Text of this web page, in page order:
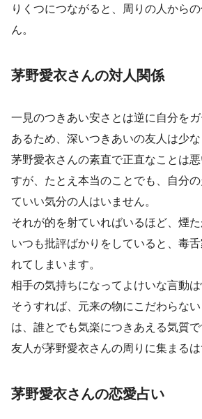
りくつにつながると、周りの人から
ん。
茅野愛衣さんの対人関係
一見のつきあい安さとは逆に自分を
あるため、深いつきあいの友人は少な
茅野愛衣さんの素直で正直なことは
すが、たとえ本当のことでも、自分
ていい気分の人はいません。
それが的を射ていればいるほど、煙た
いつも批評ばかりをしていると、毒
れてしまいます。
相手の気持ちになってよけいな言動は
そうすれば、元来の物にこだわらな
は、誰とでも気楽につきあえる気質
友人が茅野愛衣さんの周りに集まるは
茅野愛衣さんの恋愛占い